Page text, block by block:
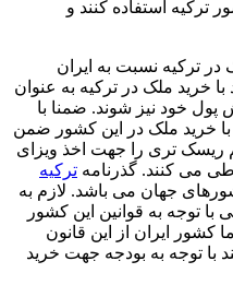
استفاده کنند و
ترکیه نسبت به ایران
خرید ملک در ترکیه به عنوان
خود نیز شوند. ضمنا با
با خرید ملک در این کشور ضمن
ریسک تری را جهت اخذ ویزای
می کنند. گذرنامه ترکیه
کشورهای جهان می باشد. لازم به
توجه به قوانین این کشور
کشور ایران از این قانون
با توجه به بودجه جهت خرید